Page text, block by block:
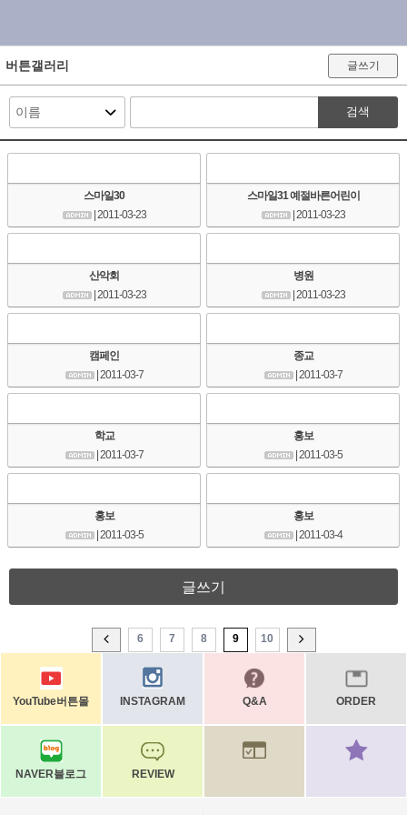
버튼갤러리 글쓰기
검색
스마일30
| 2011-03-23
스마일31 예절바른어린이
| 2011-03-23
산악회
| 2011-03-23
병원
| 2011-03-23
캠페인
| 2011-03-7
종교
| 2011-03-7
학교
| 2011-03-7
홍보
| 2011-03-5
홍보
| 2011-03-5
홍보
| 2011-03-4
글쓰기
6 7 8 9 10
YouTube버튼몰 INSTAGRAM Q&A ORDER
NAVER블로그 REVIEW